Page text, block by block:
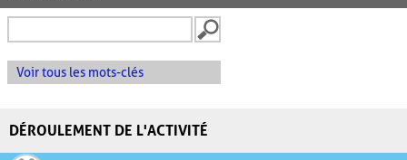
Voir tous les mots-clés
DÉROULEMENT DE L'ACTIVITÉ